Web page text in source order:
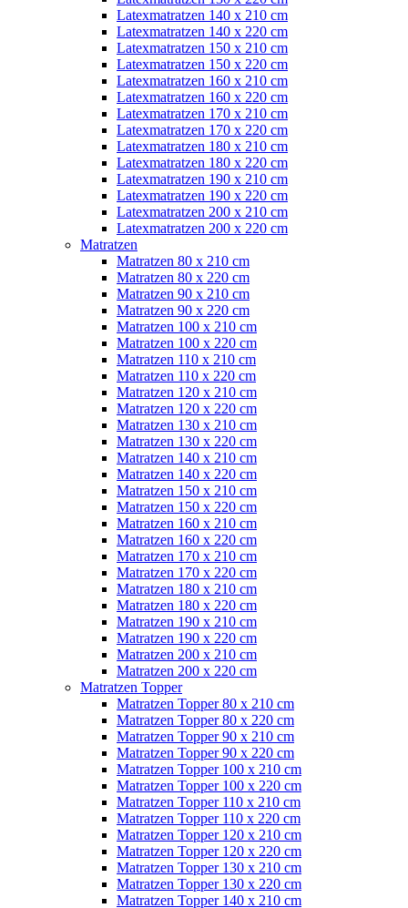
Latexmatratzen 140 x 210 cm
Latexmatratzen 140 x 220 cm
Latexmatratzen 150 x 210 cm
Latexmatratzen 150 x 220 cm
Latexmatratzen 160 x 210 cm
Latexmatratzen 160 x 220 cm
Latexmatratzen 170 x 210 cm
Latexmatratzen 170 x 220 cm
Latexmatratzen 180 x 210 cm
Latexmatratzen 180 x 220 cm
Latexmatratzen 190 x 210 cm
Latexmatratzen 190 x 220 cm
Latexmatratzen 200 x 210 cm
Latexmatratzen 200 x 220 cm
Matratzen
Matratzen 80 x 210 cm
Matratzen 80 x 220 cm
Matratzen 90 x 210 cm
Matratzen 90 x 220 cm
Matratzen 100 x 210 cm
Matratzen 100 x 220 cm
Matratzen 110 x 210 cm
Matratzen 110 x 220 cm
Matratzen 120 x 210 cm
Matratzen 120 x 220 cm
Matratzen 130 x 210 cm
Matratzen 130 x 220 cm
Matratzen 140 x 210 cm
Matratzen 140 x 220 cm
Matratzen 150 x 210 cm
Matratzen 150 x 220 cm
Matratzen 160 x 210 cm
Matratzen 160 x 220 cm
Matratzen 170 x 210 cm
Matratzen 170 x 220 cm
Matratzen 180 x 210 cm
Matratzen 180 x 220 cm
Matratzen 190 x 210 cm
Matratzen 190 x 220 cm
Matratzen 200 x 210 cm
Matratzen 200 x 220 cm
Matratzen Topper
Matratzen Topper 80 x 210 cm
Matratzen Topper 80 x 220 cm
Matratzen Topper 90 x 210 cm
Matratzen Topper 90 x 220 cm
Matratzen Topper 100 x 210 cm
Matratzen Topper 100 x 220 cm
Matratzen Topper 110 x 210 cm
Matratzen Topper 110 x 220 cm
Matratzen Topper 120 x 210 cm
Matratzen Topper 120 x 220 cm
Matratzen Topper 130 x 210 cm
Matratzen Topper 130 x 220 cm
Matratzen Topper 140 x 210 cm